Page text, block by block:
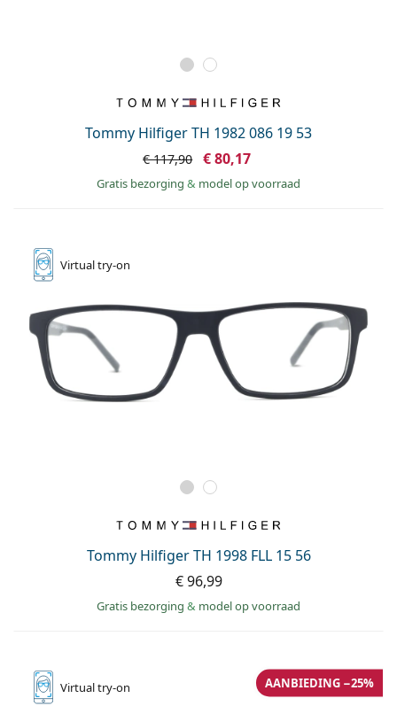
Tommy Hilfiger TH 1982 086 19 53
€ 117,90 € 80,17
Gratis bezorging & model op voorraad
Virtualtry-on
Tommy Hilfiger TH 1998 FLL 15 56
€ 96,99
Gratis bezorging & model op voorraad
Virtualtry-on AANBIEDING −25%